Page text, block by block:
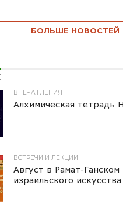
БОЛЬШЕ НОВОСТЕЙ
ВПЕЧАТЛЕНИЯ
Алхимическая тетрадь
ВСТРЕЧИ И ЛЕКЦИИ
Август в Рамат-Ганском
израильского искусства